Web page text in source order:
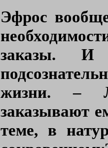
Эфрос
заказы. И
жизни. –
заказывают
теме, в